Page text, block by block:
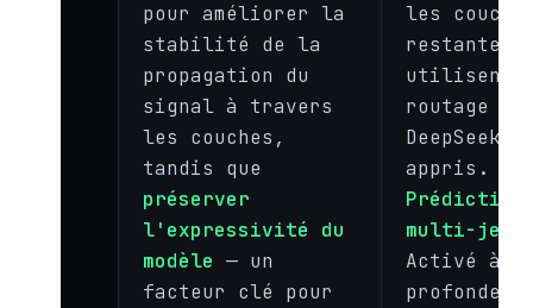
pour améliorer la
stabilité de la
propagation du
signal à travers
les couches,
tandis que
préserver
l'expressivité du
modèle — un
facteur clé pour
les
restantes
utilisent
routage
appris.
Prédiction
multi-
Activé à